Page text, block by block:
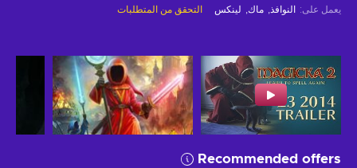
يعمل على: النوافذ ماك لينكس التحقق من المتطلبات
Recommended offers